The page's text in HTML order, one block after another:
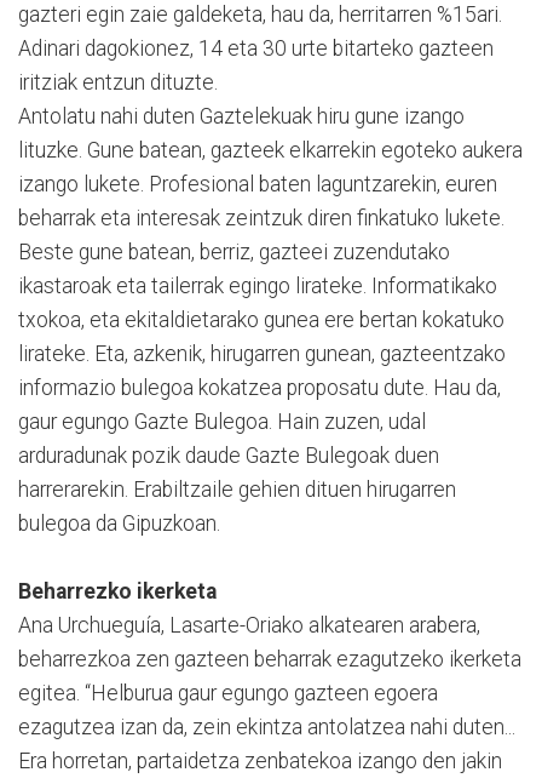
gazteri egin zaie galdeketa, hau da, herritarren %15ari.
Adinari dagokionez, 14 eta 30 urte bitarteko gazteen
iritziak entzun dituzte.
Antolatu nahi duten Gaztelekuak hiru gune izango
lituzke. Gune batean, gazteek elkarrekin egoteko aukera
izango lukete. Profesional baten laguntzarekin, euren
beharrak eta interesak zeintzuk diren finkatuko lukete.
Beste gune batean, berriz, gazteei zuzendutako
ikastaroak eta tailerrak egingo lirateke. Informatikako
txokoa, eta ekitaldietarako gunea ere bertan kokatuko
lirateke. Eta, azkenik, hirugarren gunean, gazteentzako
informazio bulegoa kokatzea proposatu dute. Hau da,
gaur egungo Gazte Bulegoa. Hain zuzen, udal
arduradunak pozik daude Gazte Bulegoak duen
harrerarekin. Erabiltzaile gehien dituen hirugarren
bulegoa da Gipuzkoan.
Beharrezko ikerketa
Ana Urchueguía, Lasarte-Oriako alkatearen arabera,
beharrezkoa zen gazteen beharrak ezagutzeko ikerketa
egitea. “Helburua gaur egungo gazteen egoera
ezagutzea izan da, zein ekintza antolatzea nahi duten...
Era horretan, partaidetza zenbatekoa izango den jakin